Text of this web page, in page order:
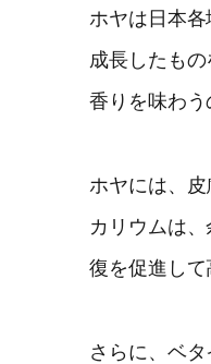
ホヤは日本
成長したも
香りを味わう
ホヤには、
カリウムは
復を促進して
さらに、ベ